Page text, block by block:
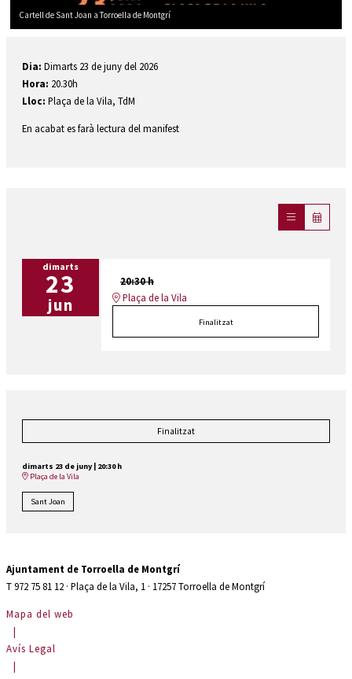
Cartell de Sant Joan a Torroella de Montgrí
Dia: Dimarts 23 de juny del 2026
Hora: 20.30h
Lloc: Plaça de la Vila, TdM
En acabat es farà lectura del manifest
dimarts
23
jun
20:30 h
Plaça de la Vila
Finalitzat
Finalitzat
dimarts 23 de juny | 20:30 h
Plaça de la Vila
Sant Joan
Ajuntament de Torroella de Montgrí
T 972 75 81 12 · Plaça de la Vila, 1 · 17257 Torroella de Montgrí
Mapa del web
|
Avís Legal
|